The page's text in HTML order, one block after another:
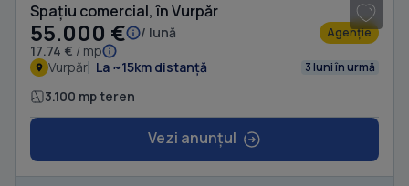
Spațiu comercial, în Vurpăr
55.000 €
/ lună
17.74 € / mp
Agenție
Vurpăr La ~15km distanță 3 luni în urmă
3.100 mp teren
Vezi anunțul